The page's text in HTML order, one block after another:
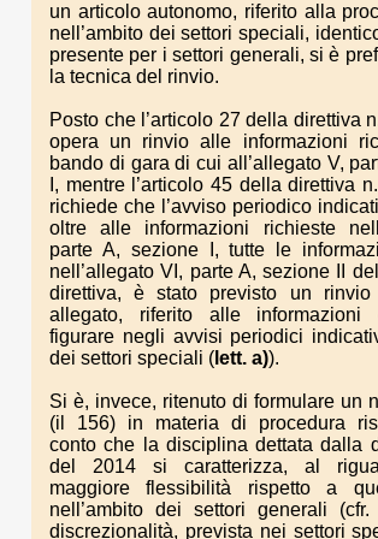
un articolo autonomo, riferito alla
nell’ambito dei settori speciali,
presente per i settori generali, si è
la tecnica del rinvio.
Posto che l’articolo 27 della direttiva
opera un rinvio alle informazioni
bando di gara di cui all’allegato V,
I, mentre l’articolo 45 della direttiva
richiede che l’avviso periodico
oltre alle informazioni richieste
parte A, sezione I, tutte le
nell’allegato VI, parte A, sezione II
direttiva, è stato previsto un rinvio
allegato, riferito alle informazioni
figurare negli avvisi periodici
dei settori speciali ( lett. a)).
Si è, invece, ritenuto di formulare un
(il 156) in materia di procedura
conto che la disciplina dettata dalla
del 2014 si caratterizza, al
maggiore flessibilità rispetto a
nell’ambito dei settori generali
discrezionalità, prevista nei settori